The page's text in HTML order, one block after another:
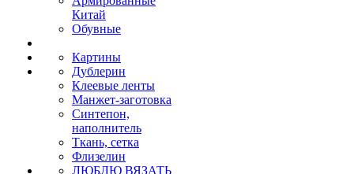
Китай
Обувные
Картины
Дублерин
Клеевые ленты
Манжет-заготовка
Синтепон,
наполнитель
Ткань, сетка
Флизелин
ЛЮБЛЮ ВЯЗАТЬ